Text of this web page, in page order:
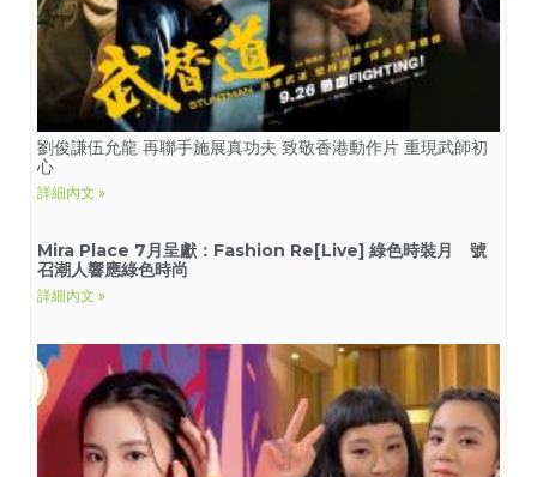
劉俊謙伍允龍 再聯手施展真功夫 致敬香港動作片 重現武師初
心
詳細內文 »
Mira Place 7月呈獻：Fashion Re[Live] 綠色時裝月 號
召潮人響應綠色時尚
詳細內文 »